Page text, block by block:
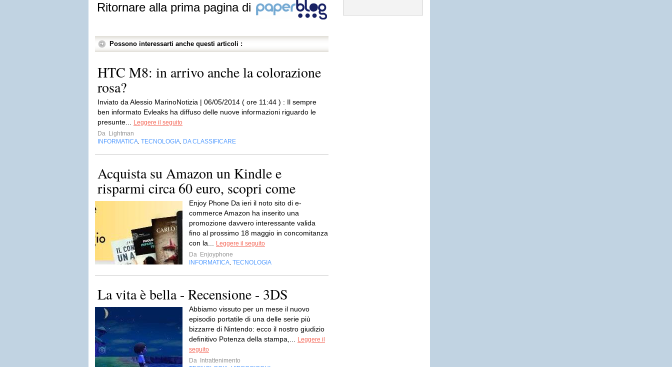
Ritornare alla prima pagina di
Possono interessarti anche questi articoli :
HTC M8: in arrivo anche la colorazione
rosa?
Inviato da Alessio MarinoNotizia | 06/05/2014 ( ore 11:44 ) : Il sempre
ben informato Evleaks ha diffuso delle nuove informazioni riguardo le
presunte...
Leggere il seguito
Da Lightman
INFORMATICA TECNOLOGIA DA CLASSIFICARE
Acquista su Amazon un Kindle e
risparmi circa 60 euro, scopri come
Enjoy Phone Da ieri il noto sito di e-
commerce Amazon ha inserito una
promozione davvero interessante valida
fino al prossimo 18 maggio in concomitanza
con la...
Leggere il seguito
Da Enjoyphone
INFORMATICA TECNOLOGIA
La vita è bella - Recensione - 3DS
Abbiamo vissuto per un mese il nuovo
episodio portatile di una delle serie più
bizzarre di Nintendo: ecco il nostro giudizio
definitivo Potenza della stampa,...
Leggere il
seguito
Da
Intrattenimento